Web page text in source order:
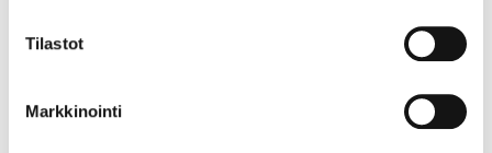
Tilastot
Markkinointi